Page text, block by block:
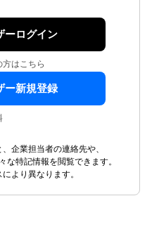
ーログイン
はこちら
ー新規登録
企業担当者の連絡先や、
な特記情報を閲覧できます。
より異なります。